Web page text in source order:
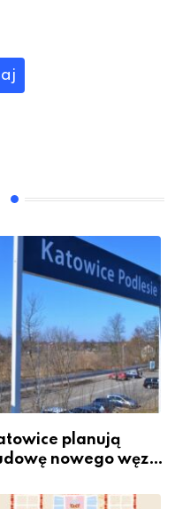
planują
nowego węzła